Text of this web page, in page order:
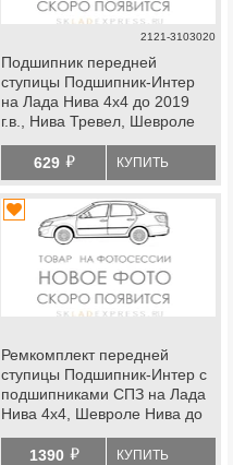
2121-3103020
Подшипник передней
ступицы Подшипник-Интер
на Лада Нива 4х4 до 2019
г.в., Нива Тревел, Шевроле
629 й КУПИТЬ
Ремкомплект передней
ступицы Подшипник-Интер с
подшипниками СПЗ на Лада
Нива 4х4, Шевроле Нива до
1390 й КУПИТЬ